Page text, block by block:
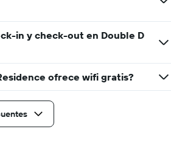
in y check-out en Double D
ofrece wifi gratis?